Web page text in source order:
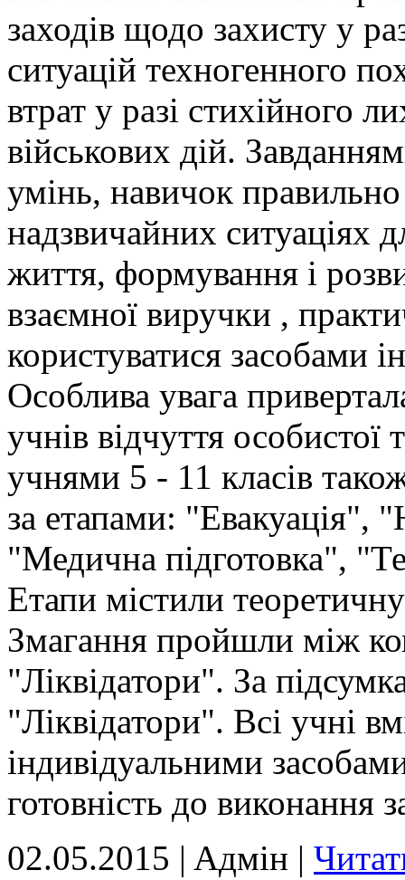
заходів щодо захисту у
ситуацій техногенного
втрат у разі стихійного
військових дій.
умінь, навичок правильно
надзвичайних ситуаціях
життя, формування і
взаємної виручки ,
користуватися засобами
Особлива увага
учнів відчуття особистої
учнями 5 - 11 класів
за етапами: "Евакуація",
"Медична підготовка",
Етапи містили
Змагання пройшли між
"Ліквідатори". За
"Ліквідатори". Всі учні
індивідуальними
готовність до виконання
02.05.2015 | Aдмін |